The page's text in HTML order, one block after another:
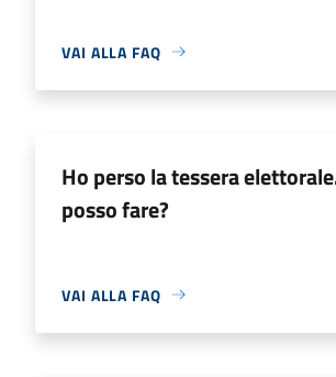
VAI ALLA FAQ
Ho perso la tessera
posso fare?
VAI ALLA FAQ